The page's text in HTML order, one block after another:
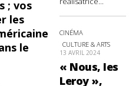
; vos
les
le
CINÉMA
CULTURE & ARTS
13 AVRIL 2024
« Nous, les
Leroy »,